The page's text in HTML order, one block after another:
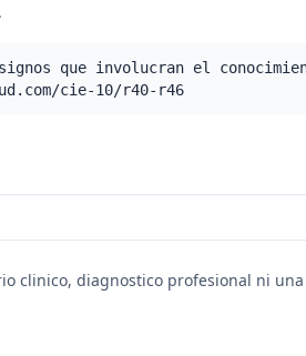
signos que involucran el
cie-10/r40-r46
clinico, diagnostico profesional ni